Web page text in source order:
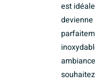
est
devienne